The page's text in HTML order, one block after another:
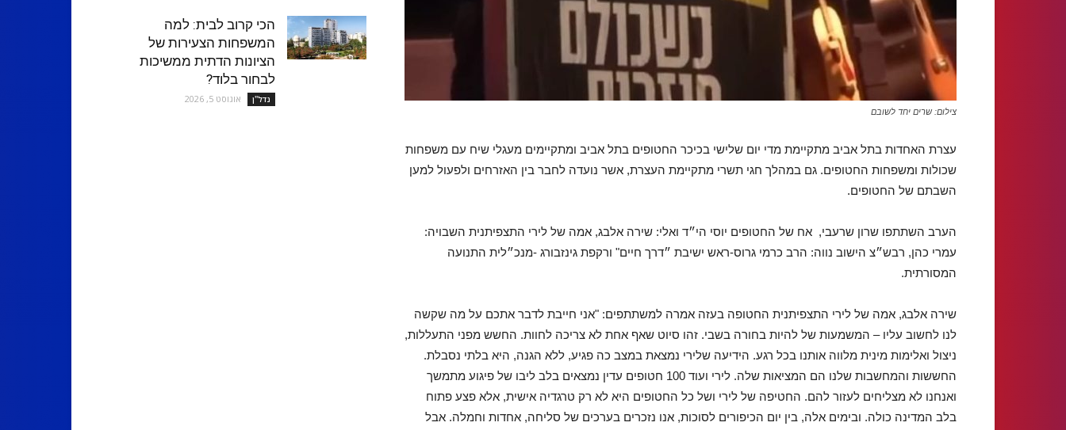
צילום: שרים יחד לשובם
עצרת האחדות בתל אביב מתקיימת מדי יום שלישי בכיכר החטופים בתל אביב ומתקיימים מעגלי שיח עם משפחות
שכולות ומשפחות החטופים. גם במהלך חגי תשרי מתקיימת העצרת, אשר נועדה לחבר בין האזרחים ולפעול למען
השבתם של החטופים.
הערב השתתפו שרון שרעבי, אח של החטופים יוסי הי״ד ואלי: שירה אלבג, אמה של לירי התצפיתנית השבויה:
עמרי כהן, רבש״צ הישוב נווה: הרב כרמי גרוס-ראש ישיבת ״דרך חיים" ורקפת גינזבורג -מנכ״לית התנועה
המסורתית.
שירה אלבג, אמה של לירי התצפיתנית החטופה בעזה אמרה למשתתפים: "אני חייבת לדבר אתכם על מה שקשה
לנו לחשוב עליו – המשמעות של להיות בחורה בשבי. זהו סיוט שאף אחת לא צריכה לחוות. החשש מפני התעללות,
ניצול ואלימות מינית מלווה אותנו בכל רגע. הידיעה שלירי נמצאת במצב כה פגיע, ללא הגנה, היא בלתי נסבלת.
החששות והמחשבות שלנו הם המציאות שלה. לירי ועוד 100 חטופים עדין נמצאים בלב ליבו של פיגוע מתמשך
ואנחנו לא מצליחים לעזור להם. החטיפה של לירי ושל כל החטופים היא לא רק טרגדיה אישית, אלא פצע פתוח
בלב המדינה כולה. ובימים אלה, בין יום הכיפורים לסוכות, אנו נזכרים בערכים של סליחה, אחדות וחמלה. אבל
הכי קרוב לבית: למה
המשפחות הצעירות של
הציונות הדתית ממשיכות
לבחור בלוד?
נדל''ן אוגוסט 5, 2026